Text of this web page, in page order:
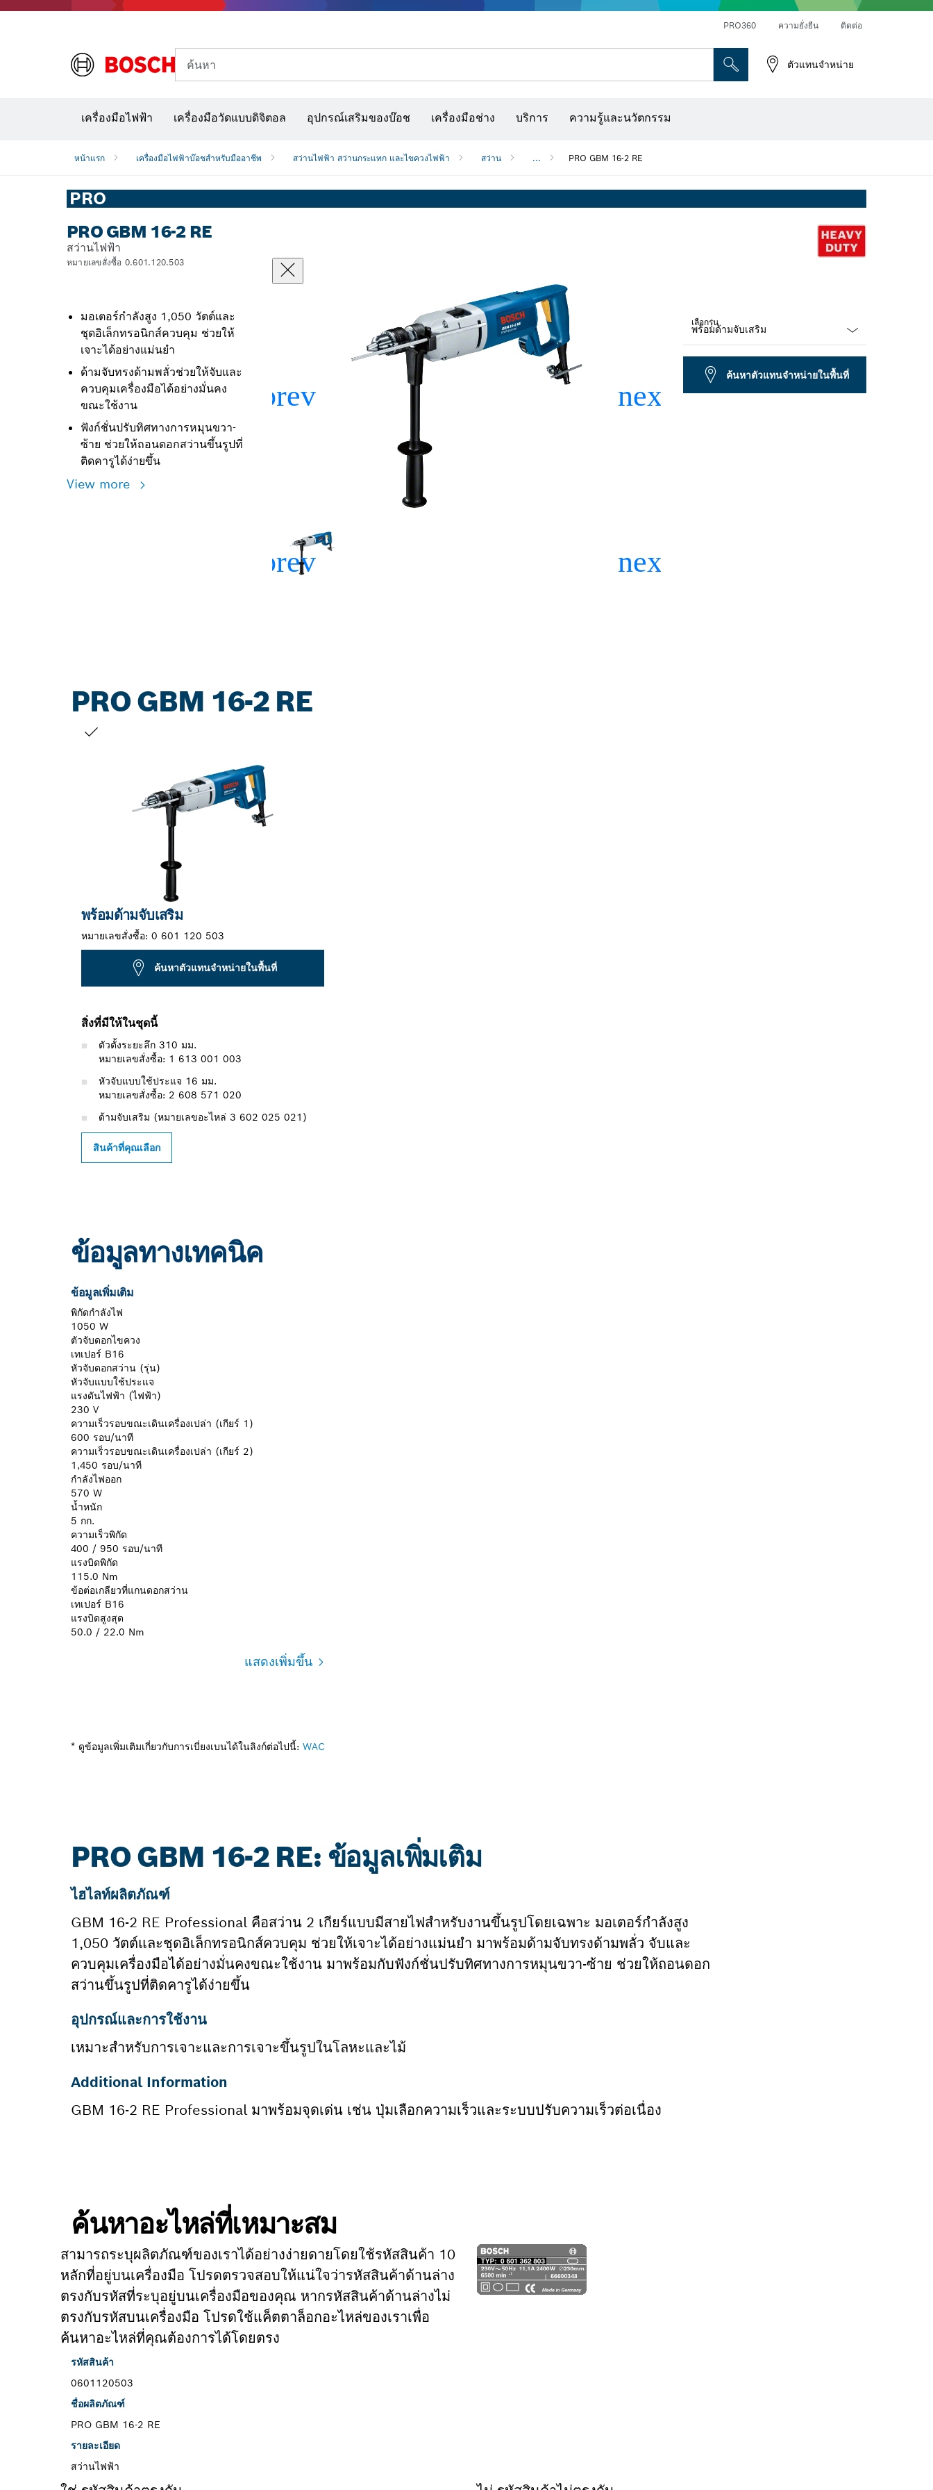
PRO360 ความยั่งยืน ติดต่อ
ค้นหา ตัวแทนจำหน่าย
เครื่องมือไฟฟ้า เครื่องมือวัดแบบดิจิตอล อุปกรณ์เสริมของบ๊อช เครื่องมือช่าง บริการ ความรู้และนวัตกรรม
หน้าแรก เครื่องมือไฟฟ้าบ๊อชสำหรับมืออาชีพ สว่านไฟฟ้า สว่านกระแทก และไขควงไฟฟ้า สว่าน ... PRO GBM 16-2 RE
PRO
PRO GBM 16-2 RE
สว่านไฟฟ้า
หมายเลขสั่งซื้อ 0.601.120.503
มอเตอร์กำลังสูง 1,050 วัตต์และ
ชุดอิเล็กทรอนิกส์ควบคุม ช่วยให้
เจาะได้อย่างแม่นยำ
ด้ามจับทรงด้ามพลั่วช่วยให้จับและ
ควบคุมเครื่องมือได้อย่างมั่นคง
ขณะใช้งาน
ฟังก์ชั่นปรับทิศทางการหมุนขวา-
ซ้าย ช่วยให้ถอนดอกสว่านขึ้นรูปที่
ติดคารูได้ง่ายขึ้น
View more
เลือกรุ่น
closed
ค้นหาตัวแทนจำหน่ายในพื้นที่
PRO GBM 16-2 RE
พร้อมด้ามจับเสริม
หมายเลขสั่งซื้อ: 0 601 120 503
ค้นหาตัวแทนจำหน่ายในพื้นที่
สิ่งที่มีให้ในชุดนี้
ตัวตั้งระยะลึก 310 มม.
หมายเลขสั่งซื้อ: 1 613 001 003
หัวจับแบบใช้ประแจ 16 มม.
หมายเลขสั่งซื้อ: 2 608 571 020
ด้ามจับเสริม (หมายเลขอะไหล่ 3 602 025 021)
สินค้าที่คุณเลือก
ข้อมูลทางเทคนิค
ข้อมูลเพิ่มเติม
พิกัดกำลังไฟ
1050 W
ตัวจับดอกไขควง
เทเปอร์ B16
หัวจับดอกสว่าน (รุ่น)
หัวจับแบบใช้ประแจ
แรงดันไฟฟ้า (ไฟฟ้า)
230 V
ความเร็วรอบขณะเดินเครื่องเปล่า (เกียร์ 1)
600 รอบ/นาที
ความเร็วรอบขณะเดินเครื่องเปล่า (เกียร์ 2)
1,450 รอบ/นาที
กำลังไฟออก
570 W
น้ำหนัก
5 กก.
ความเร็วพิกัด
400 / 950 รอบ/นาที
แรงบิดพิกัด
115.0 Nm
ข้อต่อเกลียวที่แกนดอกสว่าน
เทเปอร์ B16
แรงบิดสูงสุด
50.0 / 22.0 Nm
แสดงเพิ่มขึ้น
* ดูข้อมูลเพิ่มเติมเกี่ยวกับการเบี่ยงเบนได้ในลิงก์ต่อไปนี้: WAC
PRO GBM 16-2 RE: ข้อมูลเพิ่มเติม
ไฮไลท์ผลิตภัณฑ์
GBM 16-2 RE Professional คือสว่าน 2 เกียร์แบบมีสายไฟสำหรับงานขึ้นรูปโดยเฉพาะ มอเตอร์กำลังสูง
1,050 วัตต์และชุดอิเล็กทรอนิกส์ควบคุม ช่วยให้เจาะได้อย่างแม่นยำ มาพร้อมด้ามจับทรงด้ามพลั่ว จับและ
ควบคุมเครื่องมือได้อย่างมั่นคงขณะใช้งาน มาพร้อมกับฟังก์ชั่นปรับทิศทางการหมุนขวา-ซ้าย ช่วยให้ถอนดอก
สว่านขึ้นรูปที่ติดคารูได้ง่ายขึ้น
อุปกรณ์และการใช้งาน
เหมาะสำหรับการเจาะและการเจาะขึ้นรูปในโลหะและไม้
Additional Information
GBM 16-2 RE Professional มาพร้อมจุดเด่น เช่น ปุ่มเลือกความเร็วและระบบปรับความเร็วต่อเนื่อง
ค้นหาอะไหล่ที่เหมาะสม
สามารถระบุผลิตภัณฑ์ของเราได้อย่างง่ายดายโดยใช้รหัสสินค้า 10
หลักที่อยู่บนเครื่องมือ โปรดตรวจสอบให้แน่ใจว่ารหัสสินค้าด้านล่าง
ตรงกับรหัสที่ระบุอยู่บนเครื่องมือของคุณ หากรหัสสินค้าด้านล่างไม่
ตรงกับรหัสบนเครื่องมือ โปรดใช้แค็ตตาล็อกอะไหล่ของเราเพื่อ
ค้นหาอะไหล่ที่คุณต้องการได้โดยตรง
รหัสสินค้า
0601120503
ชื่อผลิตภัณฑ์
PRO GBM 16-2 RE
รายละเอียด
สว่านไฟฟ้า